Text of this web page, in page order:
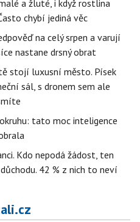
a žluté, i když rostlina
chybí jediná věc
na celý srpen a varují
nastane drsný obrat
stojí luxusní město. Písek
sál, s dronem sem ale
tato moc inteligence
Kdo nepodá žádost, ten
42 % z nich to neví